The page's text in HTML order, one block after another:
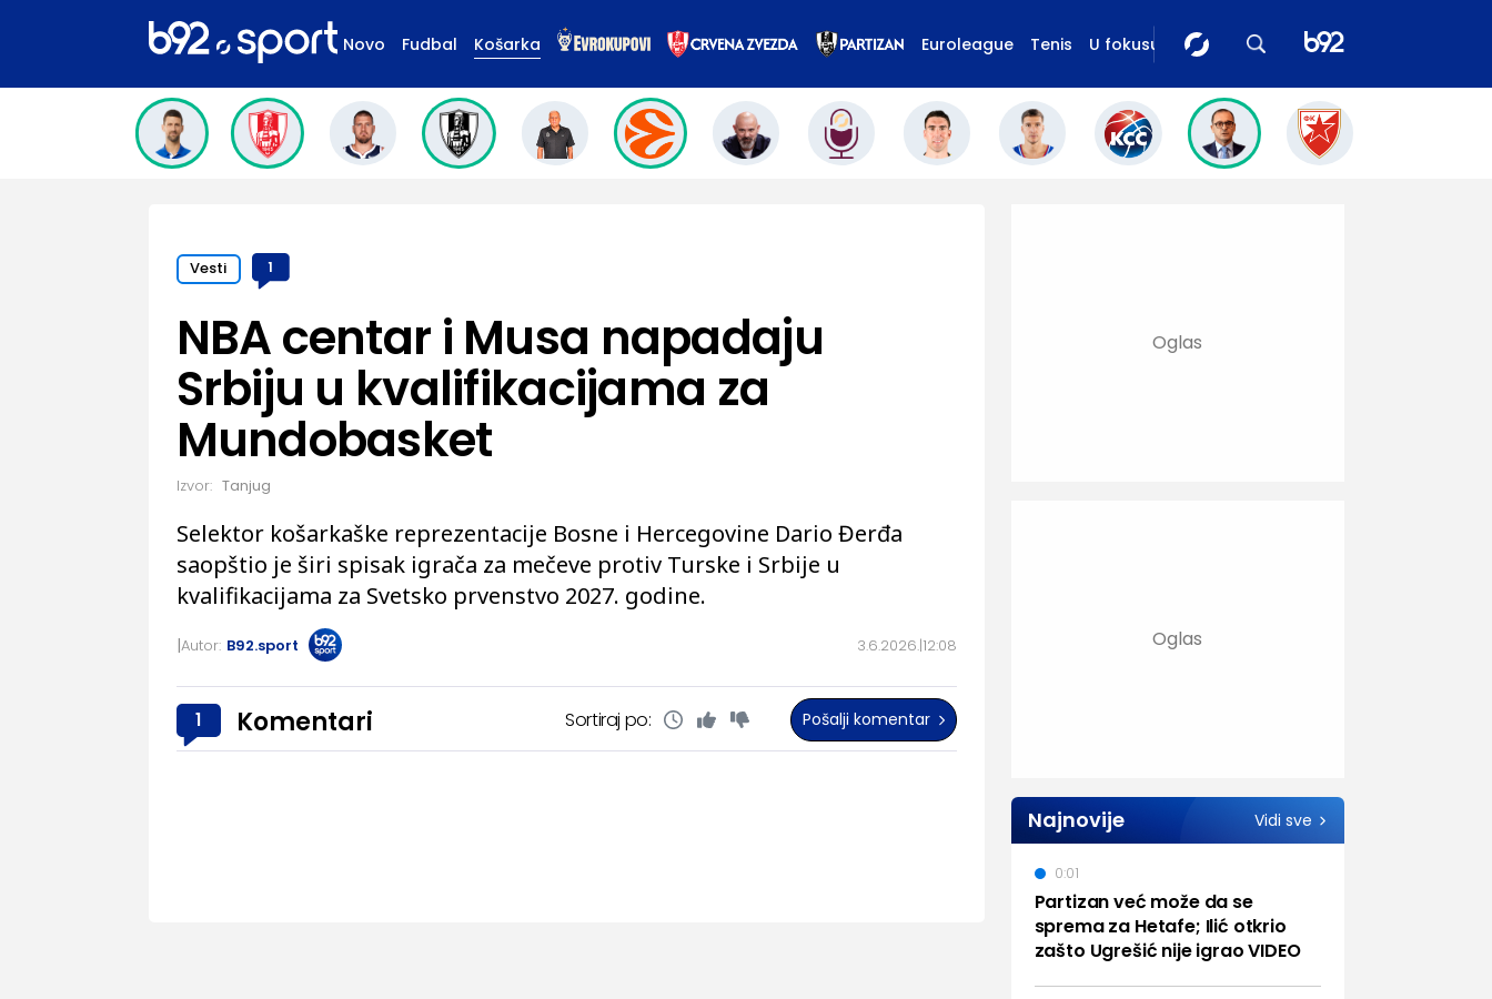
Novo Fudbal Košarka Euroleague Tenis U fokusu
Vesti 1
3.6.2026. 12:08
NBA centar i Musa napadaju
Srbiju u kvalifikacijama za
Mundobasket
Selektor košarkaške reprezentacije Bosne i Hercegovine Dario Đerđa
saopštio je širi spisak igrača za mečeve protiv Turske i Srbije u
kvalifikacijama za Svetsko prvenstvo 2027. godine.
Izvor: Tanjug
Autor: B92.sport
1 Komentari Sortiraj po: Pošalji komentar
Najnovije Vidi sve
Partizan već može da se
sprema za Hetafe; Ilić otkrio
zašto Ugrešić nije igrao VIDEO
0:01